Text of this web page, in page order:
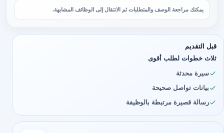
يمكنك مراجعة الوصف والمتطلبات ثم الانتقال إلى الوظائف المشابهة.
قبل التقديم
ثلاث خطوات لطلب أقوى
سيرة محدثة
بيانات تواصل صحيحة
رسالة قصيرة مرتبطة بالوظيفة